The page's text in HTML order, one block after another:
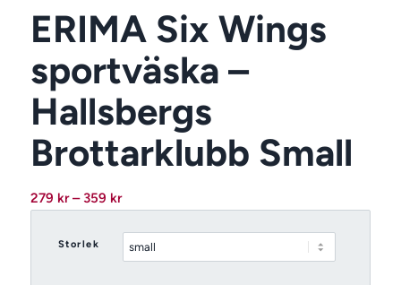
ERIMA Six Wings
sportväska –
Hallsbergs
Brottarklubb Small
279 kr – 359 krPrisintervall:
359 kr
Storlek